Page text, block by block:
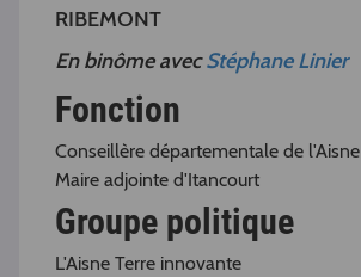
RIBEMONT
En binôme avecStéphane Linier
Fonction
Conseillère départementale de l'Aisne
Maire adjointe d'Itancourt
Groupe politique
L'Aisne Terre innovante